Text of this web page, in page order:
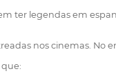
ter legendas em
nos cinemas. No
que: